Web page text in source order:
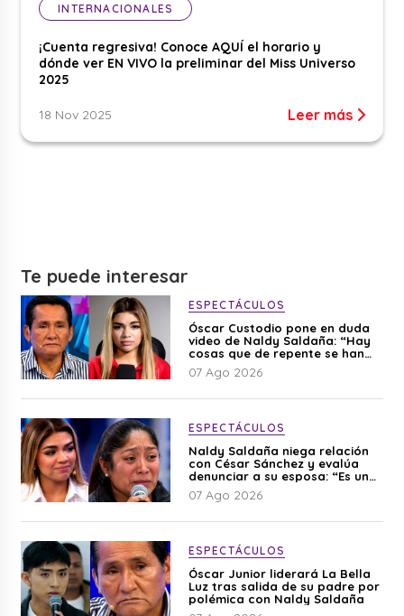
INTERNACIONALES
¡Cuenta regresiva! Conoce AQUÍ el horario y
dónde ver EN VIVO la preliminar del Miss Universo
2025
18 Nov 2025 Leer más
Te puede interesar
ESPECTÁCULOS
Óscar Custodio pone en duda
video de Naldy Saldaña: “Hay
cosas que de repente se han
editado”
07 Ago 2026
ESPECTÁCULOS
Naldy Saldaña niega relación
con César Sánchez y evalúa
denunciar a su esposa: “Es una
difamación”
07 Ago 2026
ESPECTÁCULOS
Óscar Junior liderará La Bella
Luz tras salida de su padre por
polémica con Naldy Saldaña